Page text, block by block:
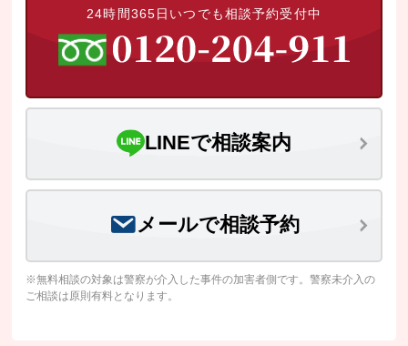
24時間365日いつでも相談予約受付中
LINEで相談案内
メールで相談予約
※無料相談の対象は警察が介入した事件の加害者側です。警察未介入の
ご相談は原則有料となります。